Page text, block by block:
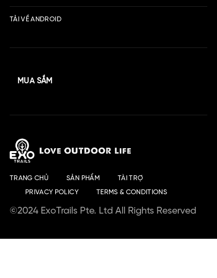
TẢI VỀ ANDROID
MUA SẮM
TRANG CHỦ SẢN PHẨM TÀI TRỢ
PRIVACY POLICY TERMS & CONDITIONS
©2024 ExoTrails Pte. Ltd All Rights Reserved